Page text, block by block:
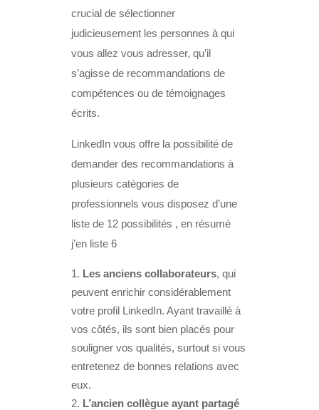
crucial de sélectionner
judicieusement les personnes à qui
vous allez vous adresser, qu’il
s’agisse de recommandations de
compétences ou de témoignages
écrits.
LinkedIn vous offre la possibilité de
demander des recommandations à
plusieurs catégories de
professionnels vous disposez d’une
liste de 12 possibilités , en résumé
j’en liste 6
Les anciens collaborateurs, qui
peuvent enrichir considérablement
votre profil LinkedIn. Ayant travaillé à
vos côtés, ils sont bien placés pour
souligner vos qualités, surtout si vous
entretenez de bonnes relations avec
eux.
L’ancien collègue ayant partagé